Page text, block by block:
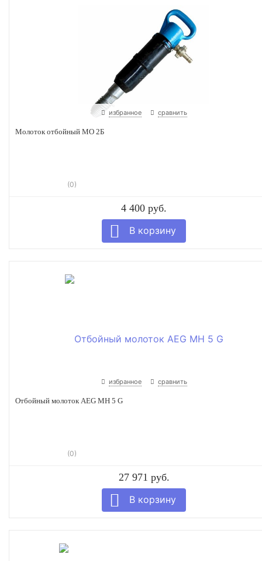
избранное сравнить
Молоток отбойный МО 2Б
(0)
4 400 руб.
избранное сравнить
Отбойный молоток AEG МH 5 G
(0)
27 971 руб.